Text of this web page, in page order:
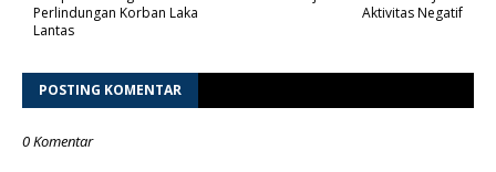
Aktivitas Negatif
Perlindungan Korban Laka
Lantas
POSTING KOMENTAR
0 Komentar